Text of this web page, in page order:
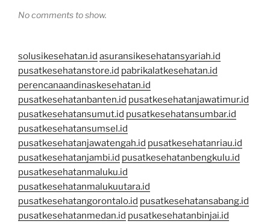
No comments to show.
solusikesehatan.id asuransikesehatansyariah.id
pusatkesehatanstore.id pabrikalatkesehatan.id
perencanaandinaskesehatan.id
pusatkesehatanbanten.id pusatkesehatanjawatimur.id
pusatkesehatansumut.id pusatkesehatansumbar.id
pusatkesehatansumsel.id
pusatkesehatanjawatengah.id pusatkesehatanriau.id
pusatkesehatanjambi.id pusatkesehatanbengkulu.id
pusatkesehatanmaluku.id
pusatkesehatanmalukuutara.id
pusatkesehatangorontalo.id pusatkesehatansabang.id
pusatkesehatanmedan.id pusatkesehatanbinjai.id